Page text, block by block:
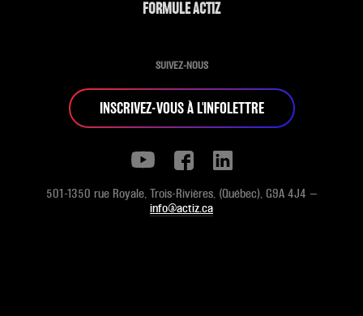
FORMULE ACTIZ
SUIVEZ-NOUS
INSCRIVEZ-VOUS À L'INFOLETTRE
501-1350 rue Royale, Trois-Rivières, (Québec), G9A 4J4 —
info@actiz.ca